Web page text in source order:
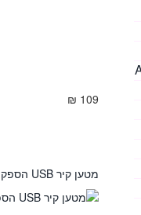
109 ₪
מטען קיר USB הספק 1A תוצרת GP